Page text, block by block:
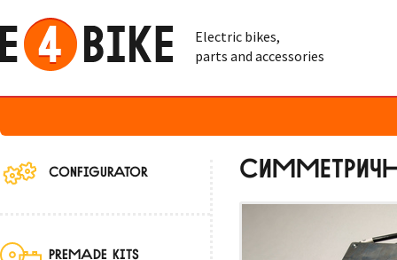
Electric bikes,
parts and accessories
CONFIGURATOR
PREMADE KITS